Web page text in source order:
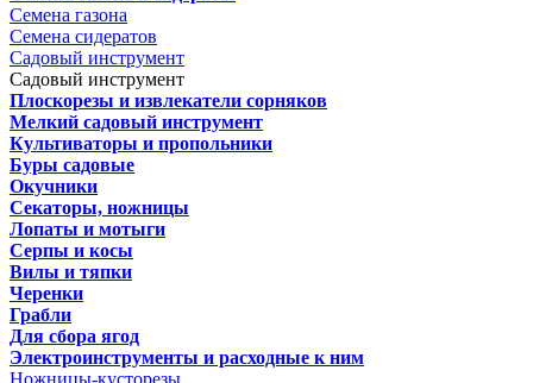
Семена газона
Семена сидератов
Садовый инструмент
Садовый инструмент
Плоскорезы и извлекатели сорняков
Мелкий садовый инструмент
Культиваторы и пропольники
Буры садовые
Окучники
Секаторы, ножницы
Лопаты и мотыги
Серпы и косы
Вилы и тяпки
Черенки
Грабли
Для сбора ягод
Электроинструменты и расходные к ним
Ножницы-кусторезы